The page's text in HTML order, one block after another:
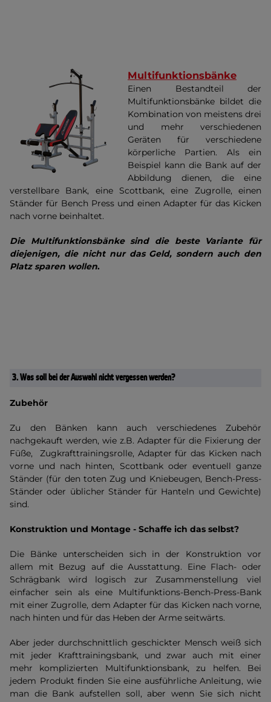
Multifunktionsbänke
Einen Bestandteil der
Multifunktionsbänke bildet die
Kombination von meistens drei
und mehr verschiedenen
Geräten für verschiedene
körperliche Partien. Als ein
Beispiel kann die Bank auf der
Abbildung dienen, die eine
verstellbare Bank, eine Scottbank, eine Zugrolle, einen
Ständer für Bench Press und einen Adapter für das Kicken
nach vorne beinhaltet.
Die Multifunktionsbänke sind die beste Variante für
diejenigen, die nicht nur das Geld, sondern auch den
Platz sparen wollen.
3.Was soll bei der Auswahl nicht vergessen werden?
Zubehör
Zu den Bänken kann auch verschiedenes Zubehör
nachgekauft werden, wie z.B. Adapter für die Fixierung der
Füße, Zugkrafttrainingsrolle, Adapter für das Kicken nach
vorne und nach hinten, Scottbank oder eventuell ganze
Ständer (für den toten Zug und Kniebeugen, Bench-Press-
Ständer oder üblicher Ständer für Hanteln und Gewichte)
sind.
Konstruktion und Montage - Schaffe ich das selbst?
Die Bänke unterscheiden sich in der Konstruktion vor
allem mit Bezug auf die Ausstattung. Eine Flach- oder
Schrägbank wird logisch zur Zusammenstellung viel
einfacher sein als eine Multifunktions-Bench-Press-Bank
mit einer Zugrolle, dem Adapter für das Kicken nach vorne,
nach hinten und für das Heben der Arme seitwärts.
Aber jeder durchschnittlich geschickter Mensch weiß sich
mit jeder Krafttrainingsbank, und zwar auch mit einer
mehr komplizierten Multifunktionsbank, zu helfen. Bei
jedem Produkt finden Sie eine ausführliche Anleitung, wie
man die Bank aufstellen soll, aber wenn Sie sich nicht